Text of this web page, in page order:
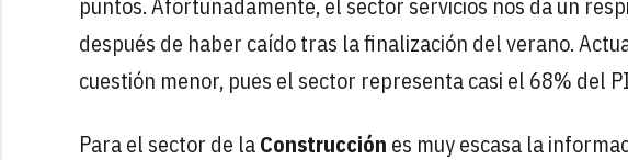
después de haber caído tras la finalización del verano.
cuestión menor, pues el sector representa casi el 68% del
Para el sector de laConstrucción es muy escasa la